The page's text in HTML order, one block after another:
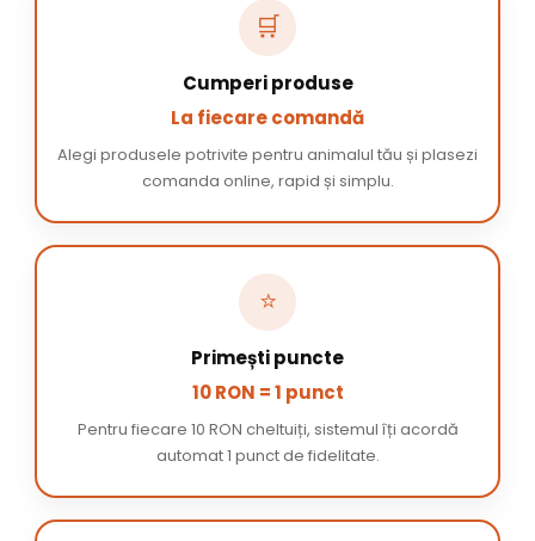
🛒
Cumperi produse
La fiecare comandă
Alegi produsele potrivite pentru animalul tău și plasezi
comanda online, rapid și simplu.
⭐
Primești puncte
10 RON = 1 punct
Pentru fiecare 10 RON cheltuiți, sistemul îți acordă
automat 1 punct de fidelitate.